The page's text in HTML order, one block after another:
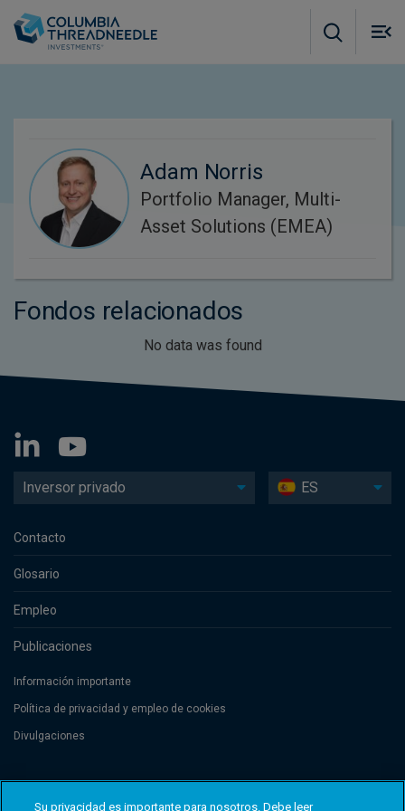
Adam Norris
Portfolio Manager, Multi-
Asset Solutions (EMEA)
Fondos relacionados
No data was found
Inversor privado ES
Contacto
Glosario
Empleo
Publicaciones
Información importante
Política de privacidad y empleo de cookies
Divulgaciones
de Commerce et des Sociétés (Luxembourg), No. B 110242 and/or
Su privacidad es importante para nosotros. Debe leer